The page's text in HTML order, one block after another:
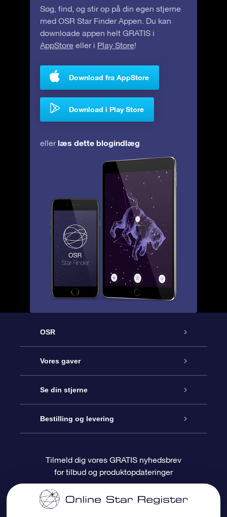
Søg, find, og stir op på din egen stjerne
med OSR Star Finder Appen. Du kan
downloade appen helt GRATIS i
AppStore eller i Play Store!
Download fra AppStore
Download i Play Store
eller læs dette blogindlæg
OSR
Kundeservice
Kontakt os
Bloggen
Anmeldelser
Vores gaver
Online Stjernegave
OSR Gavepakke
OSR Gavekortet
Firmagaver
Se din stjerne
Star Register
Personliggjort Stjerneside
One Million Stars
Bestilling og levering
Betalingsinformation
Forsendelsesoplysninger
Tilmeld dig vores GRATIS nyhedsbrev
for tilbud og produktopdateringer